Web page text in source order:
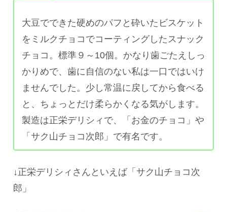
大豆でできた硬めのパフと砕いたビスケット
をミルクチョコでコーティングしたスナック
チョコ。標準９～10個。かなり歯ごたえしっ
かりめで、歯に自信のない私は一口ではいけ
ませんでした。少し常温に戻してから食べる
と、ちょっとだけ柔らかくなる気がします。
製造は正栄デリシィで、「お金のチョコ」や
「サク山チョコ次郎」で有名です。
↓正栄デリシィさんといえば「サク山チョコ次
郎」